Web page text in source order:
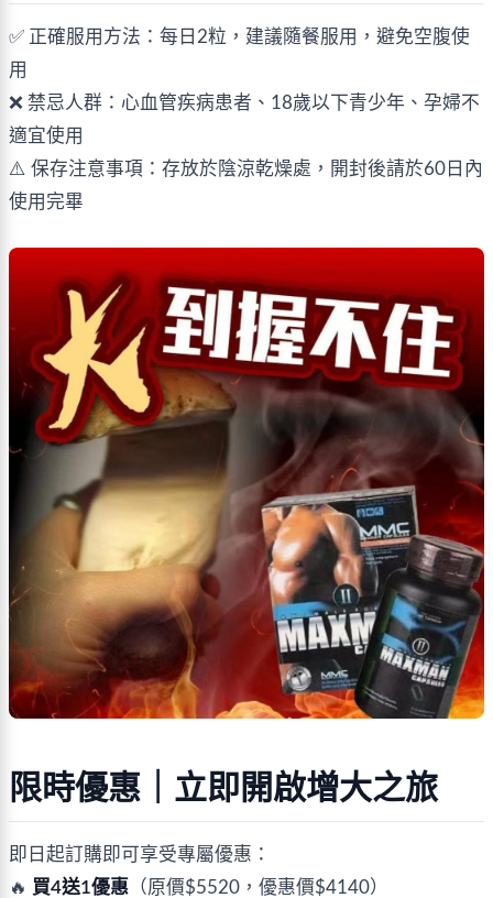
✅ 正確服用方法：每日2粒，建議隨餐服用，避免空腹使
用
❌ 禁忌人群：心血管疾病患者、18歲以下青少年、孕婦不
適宜使用
⚠️ 保存注意事項：存放於陰涼乾燥處，開封後請於60日內
使用完畢
限時優惠｜立即開啟增大之旅
即日起訂購即可享受專屬優惠：
🔥 買4送1優惠 （原價$5520，優惠價$4140）